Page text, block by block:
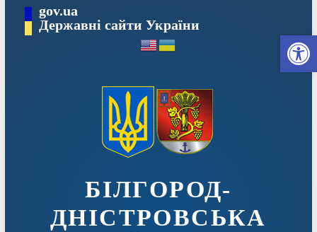
вмісту
gov.ua
Державні сайти України
БІЛГОРОД-
ДНІСТРОВСЬКА